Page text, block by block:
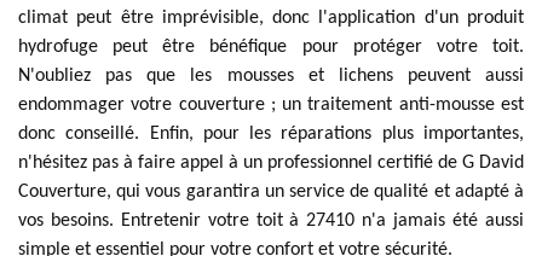
climat peut être imprévisible, donc l'application d'un produit
hydrofuge peut être bénéfique pour protéger votre toit.
N'oubliez pas que les mousses et lichens peuvent aussi
endommager votre couverture ; un traitement anti-mousse est
donc conseillé. Enfin, pour les réparations plus importantes,
n'hésitez pas à faire appel à un professionnel certifié de G David
Couverture, qui vous garantira un service de qualité et adapté à
vos besoins. Entretenir votre toit à 27410 n'a jamais été aussi
simple et essentiel pour votre confort et votre sécurité.